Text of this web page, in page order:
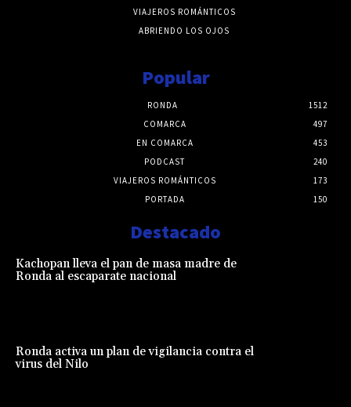
VIAJEROS ROMÁNTICOS
ABRIENDO LOS OJOS
Popular
RONDA
1512
COMARCA
497
EN COMARCA
453
PODCAST
240
VIAJEROS ROMÁNTICOS
173
PORTADA
150
Destacado
Kachopan lleva el pan de masa madre de
Ronda al escaparate nacional
Ronda activa un plan de vigilancia contra el
virus del Nilo